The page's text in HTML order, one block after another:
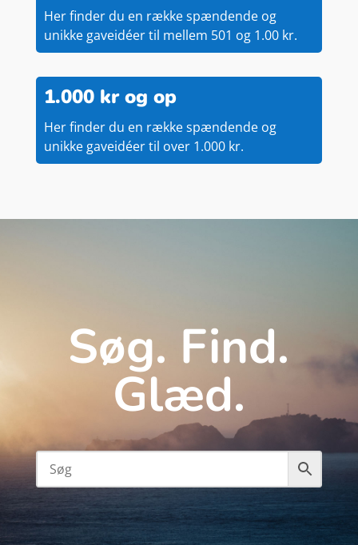
Her finder du en række spændende og
unikke gaveidéer til mellem 501 og 1.00 kr.
1.000 kr og op
Her finder du en række spændende og
unikke gaveidéer til over 1.000 kr.
Søg. Find.
Glæd.